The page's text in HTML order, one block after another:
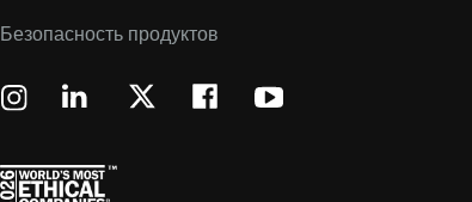
Безопасность продуктов